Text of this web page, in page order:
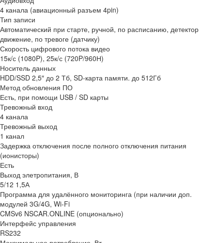
4 канала (авиационный разъем 4pin)
Тип записи
Автоматический при старте, ручной, по расписанию, детектор
движение, по тревоге (датчику)
Скорость цифрового потока видео
15к/с (1080P), 25к/с (720P/960Н)
Носитель данных
HDD/SSD 2,5″ до 2 Тб, SD-карта памяти. до 512Гб
Метод обновления ПО
Есть, при помощи USB / SD карты
Тревожный вход
4 канала
Тревожный выход
1 канал
Задержка отключения после полного отключения питания
(ионисторы)
Есть
Выход элетропитания, В
5/12 1,5А
Программа для удалённого мониторинга (при наличии доп.
модулей 3G/4G, Wi-Fi
CMSv6 NSCAR.ONLINE (опционально)
Интерфейс управления
RS232